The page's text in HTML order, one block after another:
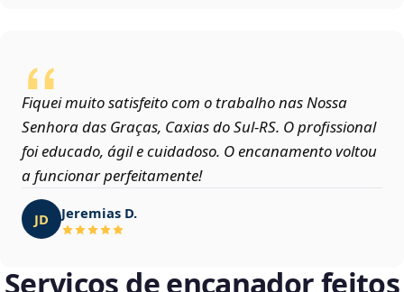
Fiquei muito satisfeito com o trabalho nas Nossa
Senhora das Graças, Caxias do Sul‑RS. O profissional
foi educado, ágil e cuidadoso. O encanamento voltou
a funcionar perfeitamente!
JD Jeremias D.
Serviços de encanador feitos